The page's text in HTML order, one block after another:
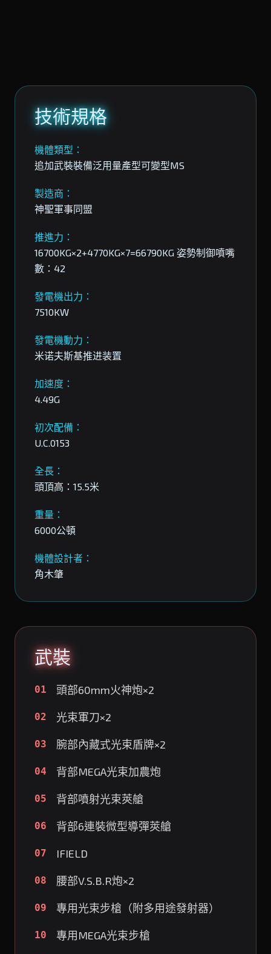
技術規格
機體類型：
追加武裝裝備泛用量產型可變型MS
製造商：
神聖軍事同盟
推進力：
16700KG×2+4770KG×7=66790KG 姿勢制御噴嘴
數：42
發電機出力：
7510KW
發電機動力：
米诺夫斯基推进装置
加速度：
4.49G
初次配備：
U.C.0153
全長：
頭頂高：15.5米
重量：
6000公頓
機體設計者：
角木肇
武裝
01 頭部60mm火神炮×2
02 光束軍刀×2
03 腕部內藏式光束盾牌×2
04 背部MEGA光束加農炮
05 背部噴射光束莢艙
06 背部6連裝微型導彈莢艙
07 IFIELD
08 腰部V.S.B.R炮×2
09 專用光束步槍（附多用途發射器）
10 專用MEGA光束步槍